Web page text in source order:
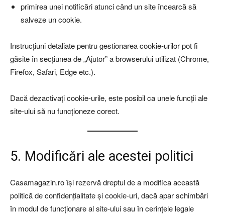
primirea unei notificări atunci când un site încearcă să
salveze un cookie.
Instrucțiuni detaliate pentru gestionarea cookie-urilor pot fi
găsite în secțiunea de „Ajutor” a browserului utilizat (Chrome,
Firefox, Safari, Edge etc.).
Dacă dezactivați cookie-urile, este posibil ca unele funcții ale
site-ului să nu funcționeze corect.
5. Modificări ale acestei politici
Casamagazin.ro își rezervă dreptul de a modifica această
politică de confidențialitate și cookie-uri, dacă apar schimbări
în modul de funcționare al site-ului sau în cerințele legale